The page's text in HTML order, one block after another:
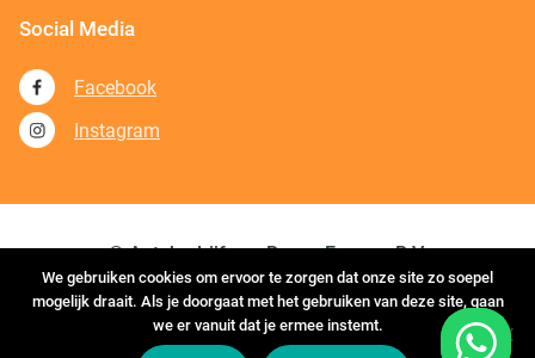
Social Media
Facebook
Instagram
© Autobedrijf van Boven Emmen B.V.
Voorwaarden Cookies
We gebruiken cookies om ervoor te zorgen dat onze site zo soepel
mogelijk draait. Als je doorgaat met het gebruiken van deze site, gaan
we er vanuit dat je ermee instemt.